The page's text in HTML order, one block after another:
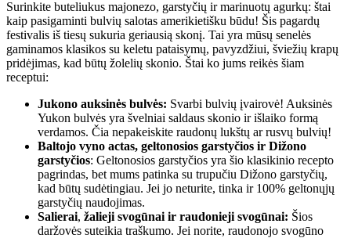
Surinkite buteliukus majonezo, garstyčių ir marinuotų agurkų: štai
kaip pasigaminti bulvių salotas amerikietišku būdu! Šis pagardų
festivalis iš tiesų sukuria geriausią skonį. Tai yra mūsų senelės
gaminamos klasikos su keletu pataisymų, pavyzdžiui, šviežių krapų
pridėjimas, kad būtų žolelių skonio. Štai ko jums reikės šiam
receptui:
Jukono auksinės bulvės: Svarbi bulvių įvairovė! Auksinės
Yukon bulvės yra švelniai saldaus skonio ir išlaiko formą
verdamos. Čia nepakeiskite raudonų lukštų ar rusvų bulvių!
Baltojo vyno actas, geltonosios garstyčios ir Dižono
garstyčios: Geltonosios garstyčios yra šio klasikinio recepto
pagrindas, bet mums patinka su trupučiu Dižono garstyčių,
kad būtų sudėtingiau. Jei jo neturite, tinka ir 100% geltonųjų
garstyčių naudojimas.
Salierai, žalieji svogūnai ir raudonieji svogūnai: Šios
daržovės suteikia traškumo. Jei norite, raudonojo svogūno